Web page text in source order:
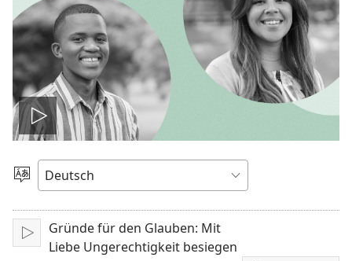
Video
abspielen
Sprache
auswählen
Abspielen
Gründe für den Glauben: Mit
Liebe Ungerechtigkeit besiegen